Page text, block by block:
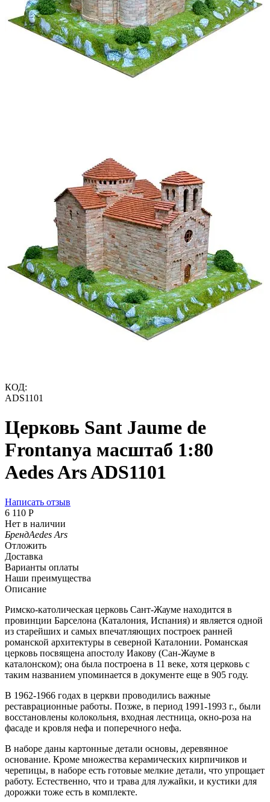
КОД:
ADS1101
Церковь Sant Jaume de
Frontanya масштаб 1:80
Aedes Ars ADS1101
Написать отзыв
6 110 Р
Нет в наличии
БрендAedes Ars
Отложить
Доставка
Варианты оплаты
Наши преимущества
Описание
Римско-католическая церковь Сант-Жауме находится в
провинции Барселона (Каталония, Испания) и является одной
из старейших и самых впечатляющих построек ранней
романской архитектуры в северной Каталонии. Романская
церковь посвящена апостолу Иакову (Сан-Жауме в
каталонском); она была построена в 11 веке, хотя церковь с
таким названием упоминается в документе еще в 905 году.
В 1962-1966 годах в церкви проводились важные
реставрационные работы. Позже, в период 1991-1993 г., были
восстановлены колокольня, входная лестница, окно-роза на
фасаде и кровля нефа и поперечного нефа.
В наборе даны картонные детали основы, деревянное
основание. Кроме множества керамических кирпичиков и
черепицы, в наборе есть готовые мелкие детали, что упрощает
работу. Естественно, что и трава для лужайки, и кустики для
дорожки тоже есть в комплекте.